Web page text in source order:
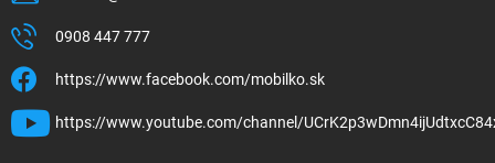
0908 447 777
https://www.facebook.com/mobilko.sk
https://www.youtube.com/channel/